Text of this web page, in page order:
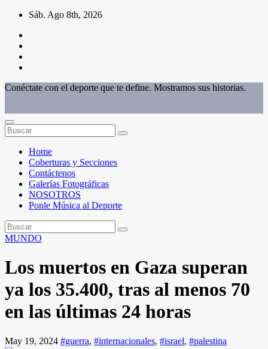
Saltar
contenido
Sáb. Ago 8th, 2026
Conéctate con el deporte que te define. Mostramos sus historias.
Home
Coberturas y Secciones
Contáctenos
Galerías Fotográficas
NOSOTROS
Ponle Música al Deporte
MUNDO
Los muertos en Gaza superan
ya los 35.400, tras al menos 70
en las últimas 24 horas
May 19, 2024 #guerra, #internacionales, #israel, #palestina